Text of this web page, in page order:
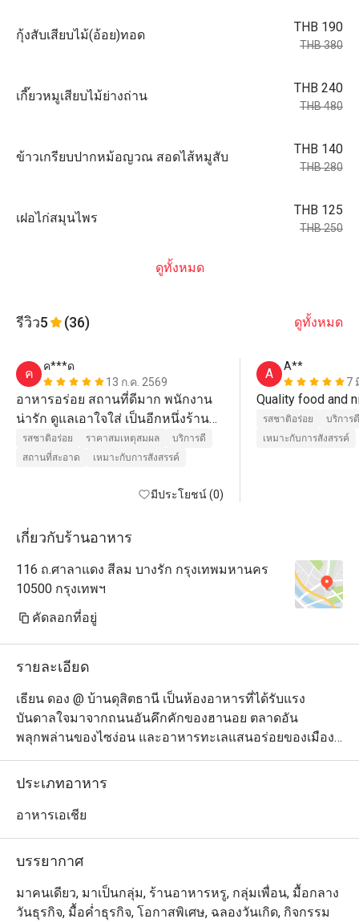
กุ้งสับเสียบไม้(อ้อย)ทอด
THB 190
THB 380
เกี๊ยวหมูเสียบไม้ย่างถ่าน
THB 240
THB 480
ข้าวเกรียบปากหม้อญวณ สอดไส้หมูสับ
THB 140
THB 280
เฝอไก่สมุนไพร
THB 125
THB 250
ดูทั้งหมด
รีวิว5 (36) ดูทั้งหมด
ค
ค***ด
13 ก.ค. 2569
อาหารอร่อย สถานที่ดีมาก พนักงาน
น่ารัก ดูแลเอาใจใส่ เป็นอีกหนึ่งร้าน
ที่มาทานประจำ ยิ่งมีโปร ยิ่งได้ราคาที่
ดีมาก
รสชาติอร่อย ราคาสมเหตุสมผล
บริการดี
สถานที่สะอาด
เหมาะกับการสังสรรค์
มีประโยชน์ (0)
A
A**
7
รสชาติอร่อย
บริการดี
เหมาะกับการสังสรรค์
เกี่ยวกับร้านอาหาร
116 ถ.ศาลาแดง สีลม บางรัก กรุงเทพมหานคร
10500 กรุงเทพฯ
คัดลอกที่อยู่
รายละเอียด
เธียน ดอง @ บ้านดุสิตธานี เป็นห้องอาหารที่ได้รับแรง
บันดาลใจมาจากถนนอันคึกคักของฮานอย ตลาดอัน
พลุกพล่านของไซง่อน และอาหารทะเลแสนอร่อยของเมือง
ชายฝั่งอินโดจีน ทางร้านนำเสนอเมนูอาหารเวียดนามร่วม
สมัยภายใต้บรรยากาศการตกแต่งที่สวยงามอย่างมีรสนิยม
เข้มข้นผสมผสานกับอิทธิพลจากประเทศฝรั่งเศส เพื่อให้ตอบ
ฮานอยกระทะร้อน และขนมจีนหน้าหมูหรือเนื้อย่าง
ประเภทอาหาร
อาหารเอเชีย
บรรยากาศ
มาคนเดียว, มาเป็นกลุ่ม, ร้านอาหารหรู, กลุ่มเพื่อน, มื้อกลาง
วันธุรกิจ, มื้อค่ำธุรกิจ, โอกาสพิเศษ, ฉลองวันเกิด, กิจกรรม